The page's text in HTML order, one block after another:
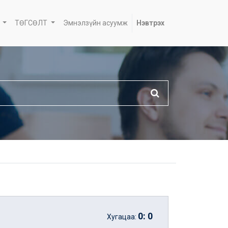
ТӨГСӨЛТ Эмнэлзүйн асуумж Нэвтрэх
Хугацаа: 0: 0